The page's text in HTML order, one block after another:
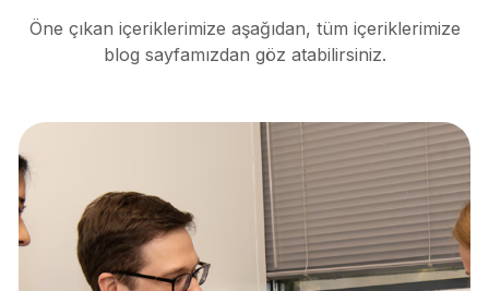
Öne çıkan içeriklerimize aşağıdan, tüm içeriklerimize
blog sayfamızdan göz atabilirsiniz.